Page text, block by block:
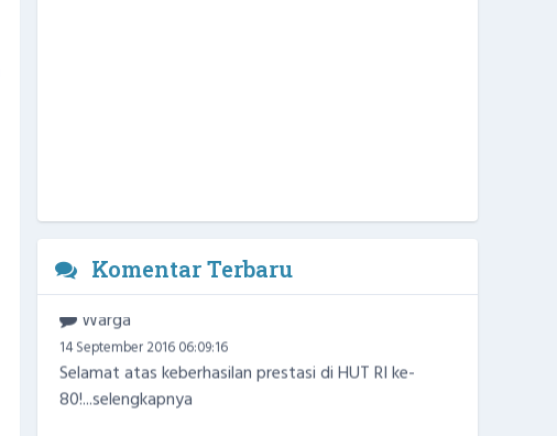
Komentar Terbaru
14 September 2016 06:09:16
Selamat atas keberhasilan prestasi di HUT RI ke-
80!...selengkapnya